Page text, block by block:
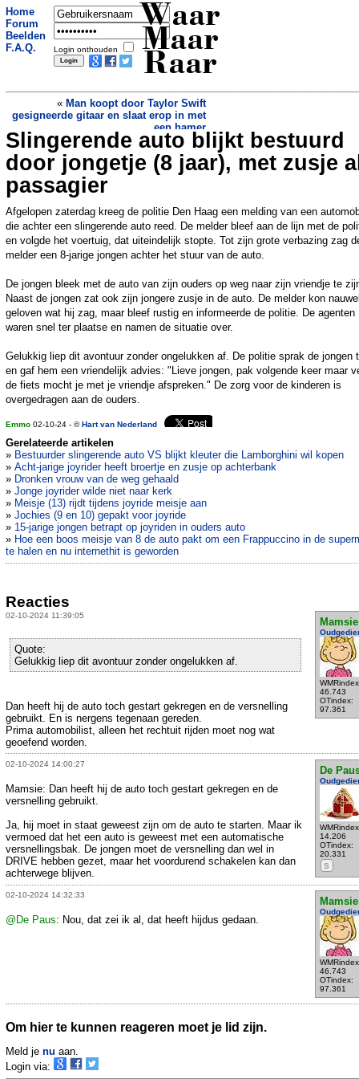
Home
Forum
Beelden
F.A.Q.
Login onthouden
Waar
Maar
Raar
« Man koopt door Taylor Swift
gesigneerde gitaar en slaat erop in met
een hamer
Epische smiley in herfstbos begroet
automobilisten en vliegtuigen»
Slingerende auto blijkt bestuurd
door jongetje (8 jaar), met zusje
passagier
Afgelopen zaterdag kreeg de politie Den Haag een melding van een
die achter een slingerende auto reed. De melder bleef aan de lijn met de
en volgde het voertuig, dat uiteindelijk stopte. Tot zijn grote verbazing zag
melder een 8-jarige jongen achter het stuur van de auto.
De jongen bleek met de auto van zijn ouders op weg naar zijn vriendje te
Naast de jongen zat ook zijn jongere zusje in de auto. De melder kon
geloven wat hij zag, maar bleef rustig en informeerde de politie. De agenten
waren snel ter plaatse en namen de situatie over.
Gelukkig liep dit avontuur zonder ongelukken af. De politie sprak de jongen
en gaf hem een vriendelijk advies: "Lieve jongen, pak volgende keer maar
de fiets mocht je met je vriendje afspreken." De zorg voor de kinderen is
overgedragen aan de ouders.
Emmo 02-10-24 - ©Hart van Nederland
Gerelateerde artikelen
» Bestuurder slingerende auto VS blijkt kleuter die Lamborghini wil kopen
» Acht-jarige joyrider heeft broertje en zusje op achterbank
» Dronken vrouw van de weg gehaald
» Jonge joyrider wilde niet naar kerk
» Meisje (13) rijdt tijdens joyride meisje aan
» Jochies (9 en 10) gepakt voor joyride
» 15-jarige jongen betrapt op joyriden in ouders auto
» Hoe een boos meisje van 8 de auto pakt om een Frappuccino in de
te halen en nu internethit is geworden
Reacties
02-10-2024 11:39:05
Mamsie
46.743
OTindex:
97.361
Quote:
Gelukkig liep dit avontuur zonder ongelukken af.
Dan heeft hij de auto toch gestart gekregen en de versnelling
gebruikt. En is nergens tegenaan gereden.
Prima automobilist, alleen het rechtuit rijden moet nog wat
geoefend worden.
02-10-2024 14:00:27
De
14.206
OTindex:
20.331
S
Mamsie: Dan heeft hij de auto toch gestart gekregen en de
versnelling gebruikt.
Ja, hij moet in staat geweest zijn om de auto te starten. Maar ik
vermoed dat het een auto is geweest met een automatische
versnellingsbak. De jongen moet de versnelling dan wel in
DRIVE hebben gezet, maar het voordurend schakelen kan dan
achterwege blijven.
02-10-2024 14:32:33
Mamsie
46.743
OTindex:
97.361
@De Paus: Nou, dat zei ik al, dat heeft hijdus gedaan.
Om hier te kunnen reageren moet je lid zijn.
Meld je nu aan.
Login via: